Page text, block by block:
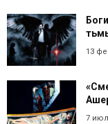
13
7